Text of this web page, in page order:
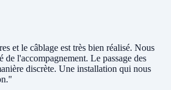
et le câblage est très bien réalisé. Nous
de l'accompagnement. Le passage des
discrète. Une installation qui nous